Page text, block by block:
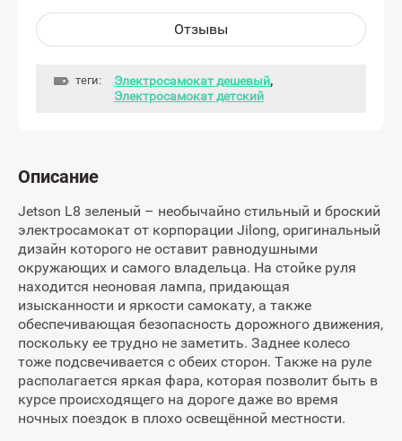
Отзывы
теги: Электросамокат дешевый,
Электросамокат детский
Описание
Jetson L8 зеленый – необычайно стильный и броский
электросамокат от корпорации Jilong, оригинальный
дизайн которого не оставит равнодушными
окружающих и самого владельца. На стойке руля
находится неоновая лампа, придающая
изысканности и яркости самокату, а также
обеспечивающая безопасность дорожного движения,
поскольку ее трудно не заметить. Заднее колесо
тоже подсвечивается с обеих сторон. Также на руле
располагается яркая фара, которая позволит быть в
курсе происходящего на дороге даже во время
ночных поездок в плохо освещённой местности.